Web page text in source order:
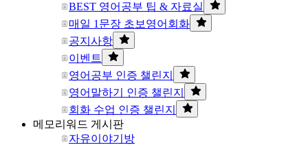
BEST 영어공부 팁 & 자료실
매일 1문장 초보영어회화
공지사항
이벤트
영어공부 인증 챌린지
영어말하기 인증 챌린지
회화 수업 인증 챌린지
메모리워드 게시판
자유이야기방